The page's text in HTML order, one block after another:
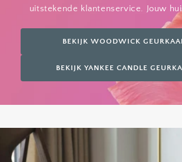
uitstekende klantenservice. Jouw
BEKIJK WOODWICK
BEKIJK YANKEE CANDLE